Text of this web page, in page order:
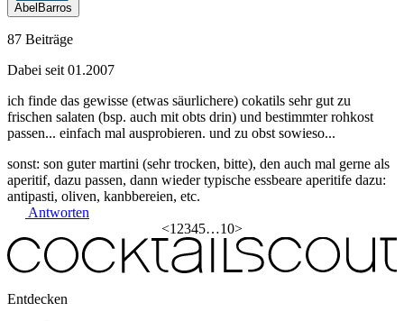
AbelBarros
87 Beiträge
Dabei seit 01.2007
ich finde das gewisse (etwas säurlichere) cokatils sehr gut zu
frischen salaten (bsp. auch mit obts drin) und bestimmter rohkost
passen... einfach mal ausprobieren. und zu obst sowieso...
sonst: son guter martini (sehr trocken, bitte), den auch mal gerne als
aperitif, dazu passen, dann wieder typische essbeare aperitife dazu:
antipasti, oliven, kanbbereien, etc.
Antworten
<1 2345…10>
Entdecken